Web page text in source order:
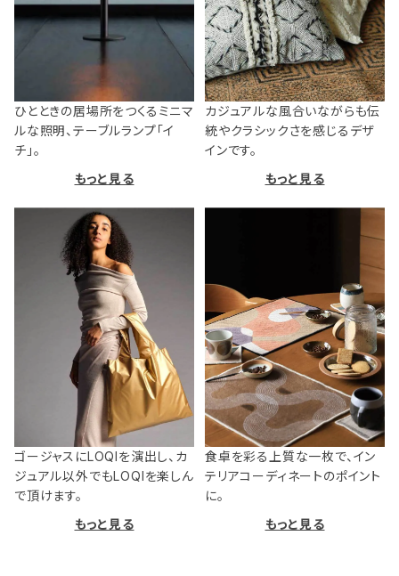
ひとときの居場所をつくるミニマ
ルな照明、テーブルランプ「イ
チ」。
もっと見る
カジュアルな風合いながらも伝
統やクラシックさを感じるデザ
インです。
もっと見る
ゴージャスにLOQIを演出し、カ
ジュアル以外でもLOQIを楽しん
で頂けます。
もっと見る
食卓を彩る上質な一枚で、イン
テリアコーディネートのポイント
に。
もっと見る